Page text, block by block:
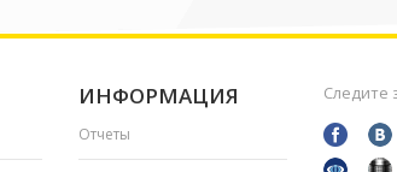
ИНФОРМАЦИЯ
Отчеты
Следите